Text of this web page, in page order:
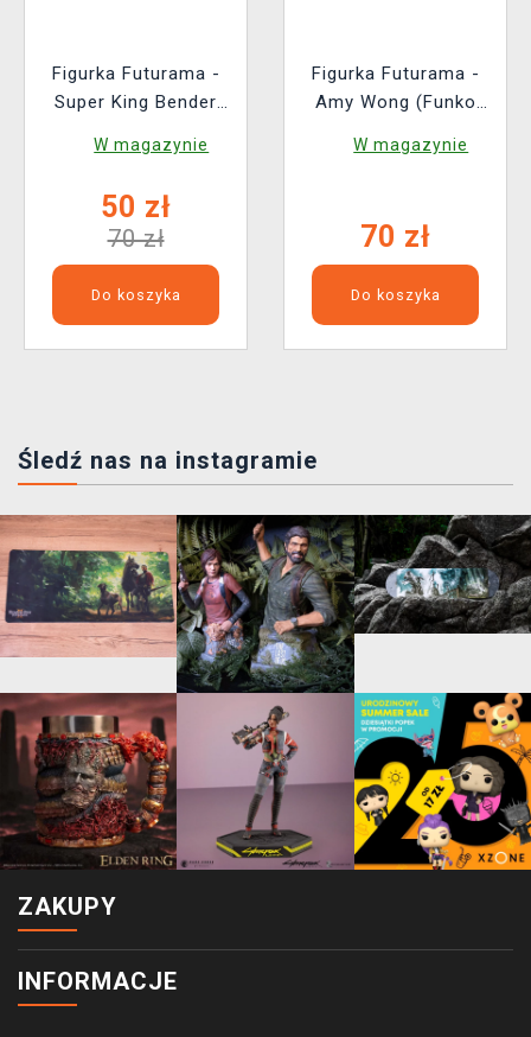
Figurka Futurama -
Super King Bender
Animation 2211)
W magazynie
50 zł
70 zł
Do koszyka
Figurka Futurama -
Amy Wong (Funko
W magazynie
70 zł
Do koszyka
Śledź nas na instagramie
ZAKUPY
INFORMACJE